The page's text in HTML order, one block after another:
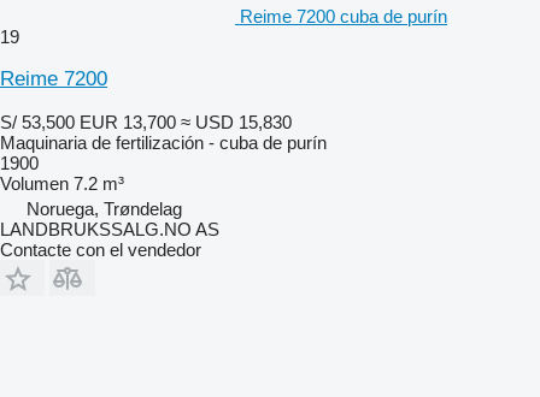
Reime 7200 cuba de purín
19
Reime 7200
S/ 53,500 EUR 13,700 ≈ USD 15,830
Maquinaria de fertilización - cuba de purín
1900
Volumen 7.2 m³
Noruega, Trøndelag
LANDBRUKSSALG.NO AS
Contacte con el vendedor